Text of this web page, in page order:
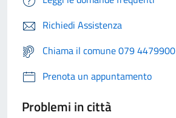
Richiedi Assistenza
Chiama il comune 079 4479900
Prenota un appuntamento
Problemi in città